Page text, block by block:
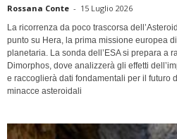
Rossana Conte - 15 Luglio 2026
La ricorrenza da poco trascorsa
punto su Hera, la prima missione europea
planetaria. La sonda dell’ESA si prepara a
Dimorphos, dove analizzerà gli effetti
e raccoglierà dati fondamentali per il futuro
minacce asteroidali